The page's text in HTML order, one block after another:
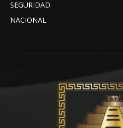
SEGURIDAD
NACIONAL